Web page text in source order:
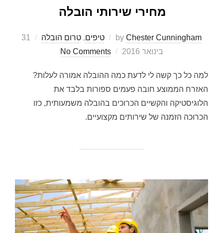
מחירי שירותי הובלה
by Chester Cunningham טיפים, טרום הובלה
Posted
31
בינואר 2016
No Comments
למה כל כך קשה לי לדעת כמה ההובלה אמורה לעלות?
האזרח הממוצע חובה פעמים ספורות בלבד את
הלוגיסטיקה והקשיים הכרוכים בהובלה משמעותית, כזו
הכרוכה הזמנה של שירותים מקצועיים.